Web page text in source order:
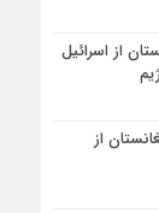
از اسرائیل
از